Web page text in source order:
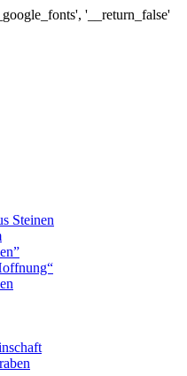
'__return_false'
Steinen